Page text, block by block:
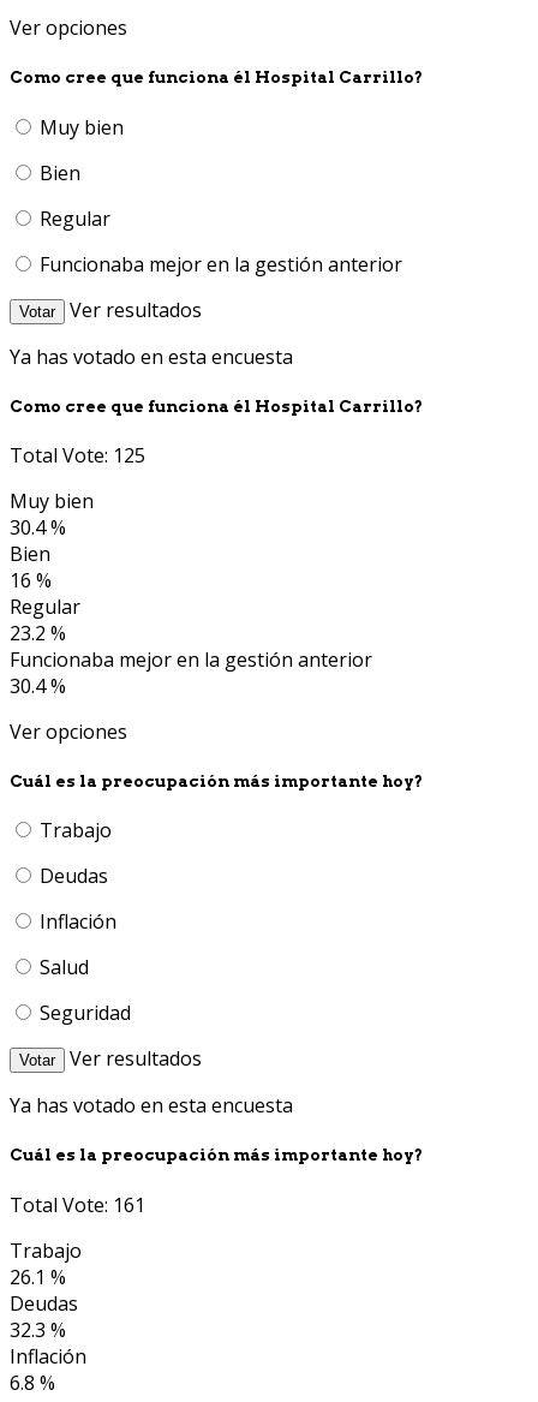
Ver opciones
Como cree que funciona él Hospital Carrillo?
Muy bien
Bien
Regular
Funcionaba mejor en la gestión anterior
Votar
Ver resultados
Ya has votado en esta encuesta
Como cree que funciona él Hospital Carrillo?
Total Vote: 125
Muy bien
30.4 %
Bien
16 %
Regular
23.2 %
Funcionaba mejor en la gestión anterior
30.4 %
Ver opciones
Cuál es la preocupación más importante hoy?
Trabajo
Deudas
Inflación
Salud
Seguridad
Votar
Ver resultados
Ya has votado en esta encuesta
Cuál es la preocupación más importante hoy?
Total Vote: 161
Trabajo
26.1 %
Deudas
32.3 %
Inflación
6.8 %